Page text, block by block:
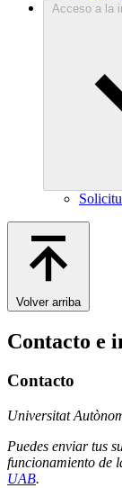
Acceso a la
Volver arriba
Contacto e
Contacto
Universitat
Puedes enviar tus
funcionamiento de
UAB.